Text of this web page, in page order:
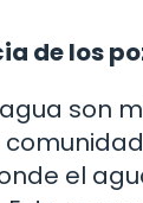
de los
son
el